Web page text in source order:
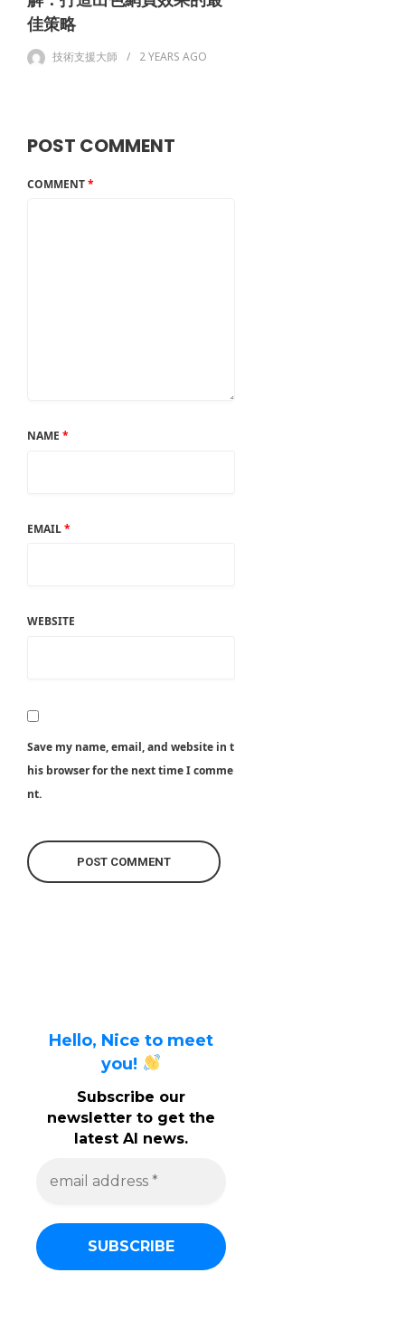
佳策略
技術支援大師 2 YEARS AGO
POST COMMENT
COMMENT*
NAME *
EMAIL*
WEBSITE
Save my name, email, and website in t
his browser for the next time I comme
nt.
Hello, Nice to meet
you!
Subscribe our
newsletter to get the
latest AI news.
a
d